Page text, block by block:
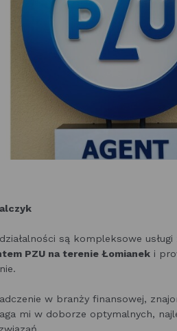
są kompleksowe
PZU na terenie Łomianek i
w branży finansowej,
mi w doborze optymalnych,